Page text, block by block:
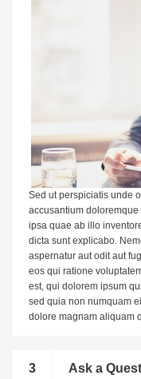
Sed ut perspiciatis unde
accusantium
ipsa quae ab illo
dicta sunt explicabo.
aspernatur aut odit aut
eos qui ratione
est, qui dolorem ipsum
sed quia non numquam
dolore magnam aliquam
Ask a